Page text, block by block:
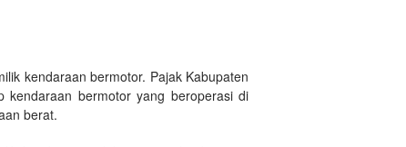
kendaraan bermotor. Pajak Kabupaten
kendaraan bermotor yang beroperasi di
berat.